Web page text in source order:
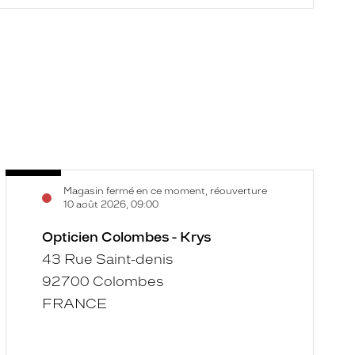
Opticien
ColombesMagasin fermé en ce moment, réouverture
10 août 2026, 09:00
Voir
Opticien Colombes - Krys
43 Rue Saint-denis
92700 Colombes
FRANCE